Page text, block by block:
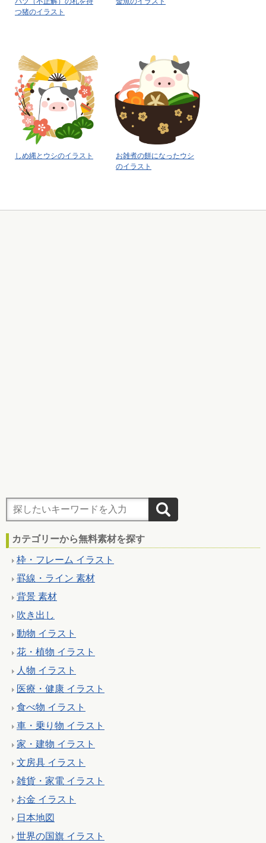
つ猪のイラスト
しめ縄とウシのイラスト
お雑煮の餅になったウシ
のイラスト
カテゴリーから無料素材を探す
枠・フレーム イラスト
罫線・ライン 素材
背景 素材
吹き出し
動物 イラスト
花・植物 イラスト
人物 イラスト
医療・健康 イラスト
食べ物 イラスト
車・乗り物 イラスト
家・建物 イラスト
文房具 イラスト
雑貨・家電 イラスト
お金 イラスト
日本地図
世界の国旗 イラスト